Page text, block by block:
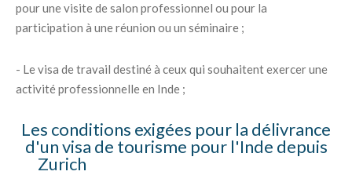
pour une visite de salon professionnel ou pour la
participation à une réunion ou un séminaire ;
- Le visa de travail destiné à ceux qui souhaitent exercer une
activité professionnelle en Inde ;
Les conditions exigées pour la délivrance
d'un visa de tourisme pour l'Inde depuis
Zurich